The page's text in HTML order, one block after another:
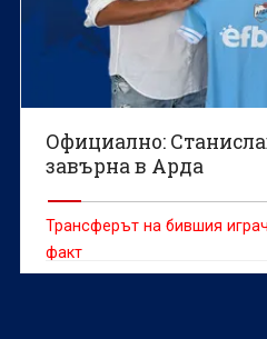
Официално:
завърна в Арда
Трансферът на бившия
факт